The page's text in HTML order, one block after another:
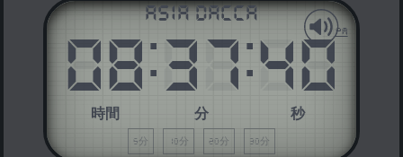
Asia Dacca
08
時間
:37
分
:40
秒
AM PM
5分 10分 20分 30分